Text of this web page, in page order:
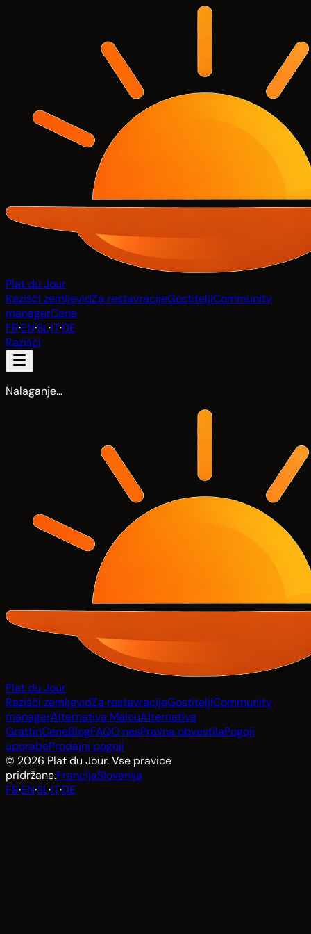
Plat du Jour
Razišči zemljevidZa restavracijeGostiteljiCommunity
managerCene
FR·EN·SL·IT·DE
Razišči
Nalaganje…
Plat du Jour
Razišči zemljevidZa restavracijeGostiteljiCommunity
managerAlternativa MalouAlternativa
GrattinCeneBlogFAQO nasPravna obvestilaPogoji
uporabeProdajni pogoji
© 2026 Plat du Jour. Vse pravice
pridržane.FrancijaSlovenija
FR·EN·SL·IT·DE